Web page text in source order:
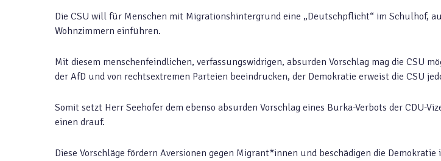
Die CSU will für Menschen mit Migrationshintergrund eine „Deutschpflicht“ im Schulhof,
Wohnzimmern einführen.
Mit diesem menschenfeindlichen, verfassungswidrigen, absurden Vorschlag mag die CSU
der AfD und von rechtsextremen Parteien beeindrucken, der Demokratie erweist die CSU
Somit setzt Herr Seehofer dem ebenso absurden Vorschlag eines Burka-Verbots der CDU-
einen drauf.
Diese Vorschläge fördern Aversionen gegen Migrant*innen und beschädigen die Demokratie